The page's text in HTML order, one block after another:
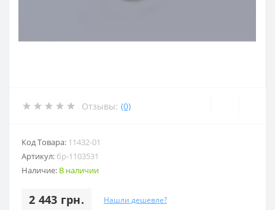
Отзывы: (0)
Код Товара: 11432-01
Артикул: бр-1103531
Наличие: В наличии
2 443 грн. Нашли дешевле?